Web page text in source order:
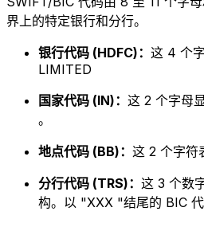
界上的特定银行和分行。
银行代码 (HDFC)： 这 4 个
LIMITED
国家代码 (IN)： 这 2 个字母
。
地点代码 (BB)： 这 2 个字符
分行代码 (TRS)： 这 3 个数
构。以 "XXX "结尾的 BIC 代